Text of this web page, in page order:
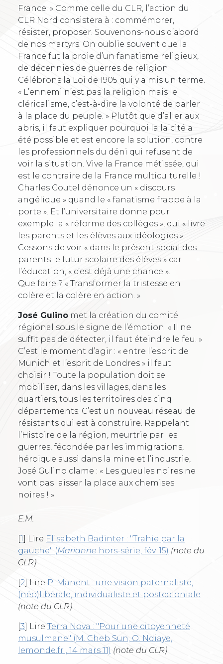
France. » Comme celle du CLR, l’action du
CLR Nord consistera à : commémorer,
résister, proposer. Souvenons-nous d’abord
de nos martyrs. On oublie souvent que la
France fut la proie d’un fanatisme religieux,
de décennies de guerres de religion.
Célébrons la Loi de 1905 qui y a mis un terme.
« L’ennemi n’est pas la religion mais le
cléricalisme, c’est-à-dire la volonté de parler
à la place du peuple. » Plutôt que d’aller aux
abris, il faut expliquer pourquoi la laïcité a
été possible et est encore la solution, contre
les professionnels du déni qui refusent de
voir la situation. Vive la France métissée, qui
est le contraire de la France multiculturelle !
Charles Coutel dénonce un « discours
angélique » quand le « fanatisme frappe à la
porte ». Et l’universitaire donne pour
exemple la « réforme des collèges », qui « livre
les parents et les élèves aux idéologies ».
Cessons de voir « dans le présent social des
parents le futur scolaire des élèves » car
l’éducation, « c’est déjà une chance ».
Que faire ? « Transformer la tristesse en
colère et la colère en action. »
José Gulino met la création du comité
régional sous le signe de l’émotion. « Il ne
suffit pas de détecter, il faut éteindre le feu. »
C’est le moment d’agir : « entre l’esprit de
Munich et l’esprit de Londres » il faut
choisir ! Toute la population doit se
mobiliser, dans les villages, dans les
quartiers, tous les territoires des cinq
départements. C’est un nouveau réseau de
résistants qui est à construire. Rappelant
l’Histoire de la région, meurtrie par les
guerres, fécondée par les immigrations,
héroïque aussi dans la mine et l’industrie,
José Gulino clame : « Les gueules noires ne
vont pas laisser la place aux chemises
noires ! »
E.M.
[1] Lire Elisabeth Badinter : "Trahie par la
gauche" (Marianne hors-série, fév. 15) (note du
CLR)
[2] Lire P. Manent : une vision paternaliste,
(néo)libérale, individualiste et postcoloniale
(note du CLR)
[3] Lire Terra Nova : "Pour une citoyenneté
musulmane" (M. Cheb Sun, O. Ndiaye,
lemonde.fr , 14 mars 11) (note du CLR)